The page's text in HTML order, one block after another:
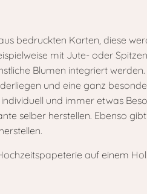
bedruckten Karten, diese
mit Jute- oder
Blumen integriert
und eine ganz
und immer etwas
selber herstellen. Ebenso